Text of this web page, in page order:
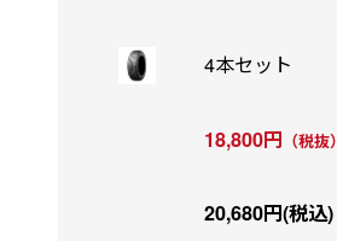
4本セット
18,800円 （税抜）
20,680円(税込)